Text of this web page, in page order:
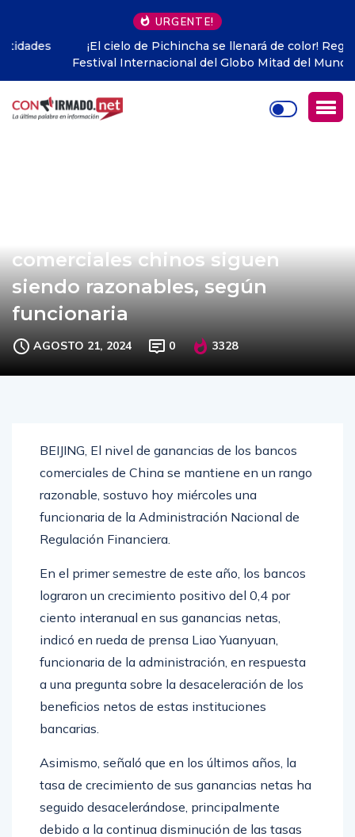
URGENTE!
¡El cielo de Pichincha se llenará de color! Regresa el
Festival Internacional del Globo Mitad del Mundo con 20
globos y grandes conciertos
comerciales chinos siguen
siendo razonables, según
funcionaria
BEIJING, El nivel de ganancias de los bancos
comerciales de China se mantiene en un rango
razonable, sostuvo hoy miércoles una
funcionaria de la Administración Nacional de
En el primer semestre de este año, los bancos
lograron un crecimiento positivo del 0,4 por
ciento interanual en sus ganancias netas,
indicó en rueda de prensa Liao Yuanyuan,
funcionaria de la administración, en respuesta
a una pregunta sobre la desaceleración de los
beneficios netos de estas instituciones
Asimismo, señaló que en los últimos años, la
tasa de crecimiento de sus ganancias netas ha
seguido desacelerándose, principalmente